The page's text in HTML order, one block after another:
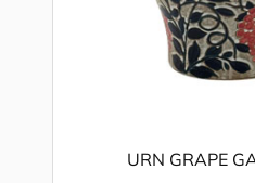
URN GRAPE